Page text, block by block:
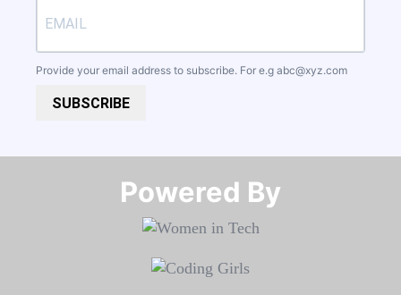
Provide your email address to subscribe. For e.g abc@xyz.com
SUBSCRIBE
Powered By​​​​​​​